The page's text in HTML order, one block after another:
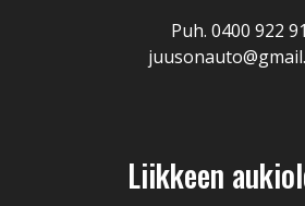
Puh. 0400 922
Liikkeen